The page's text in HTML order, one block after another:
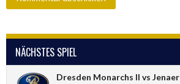
NÄCHSTES SPIEL
Dresden Monarchs II vs Jenaer